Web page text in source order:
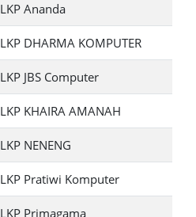
LKP Ananda
LKP DHARMA KOMPUTER
LKP JBS Computer
LKP KHAIRA AMANAH
LKP NENENG
LKP Pratiwi Komputer
LKP Primagama